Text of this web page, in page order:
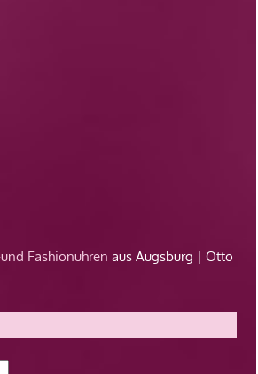
Fashionuhren aus Augsburg | Otto